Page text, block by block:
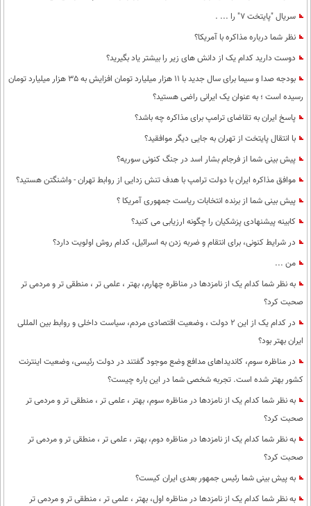
سیاست خارجی
سریال "پایتخت 7" را ... .
نظر شما درباره مذاکره با آمریکا؟
دوست دارید کدام یک از دانش های زیر را بیشتر یاد بگیرید؟
بودجه صدا و سیما برای سال جدید با 11 هزار میلیارد تومان افزایش به 35 هزار میلیارد تومان
رسیده است ؛ به عنوان یک ایرانی راضی هستید؟
پاسخ ایران به تقاضای ترامپ برای مذاکره چه باشد؟
با انتقال پایتخت از تهران به جایی دیگر موافقید؟
پیش بینی شما از فرجام بشار اسد در جنگ کنونی سوریه؟
موافق مذاکره ایران با دولت ترامپ با هدف تنش زدایی از روابط تهران - واشنگتن هستید؟
پیش بینی شما از برنده انتخابات ریاست جمهوری آمریکا ؟
کابینه پیشنهادی پزشکیان را چگونه ارزیابی می کنید؟
در شرایط کنونی، برای انتقام و ضربه زدن به اسرائیل، کدام روش اولویت دارد؟
من ...
به نظر شما کدام یک از نامزدها در مناظره چهارم، بهتر ، علمی تر ، منطقی تر و مردمی تر
صحبت کرد؟
در کدام یک از این 2 دولت ، وضعیت اقتصادی مردم، سیاست داخلی و روابط بین المللی
ایران بهتر بود؟
در مناظره سوم، کاندیداهای مدافع وضع موجود گفتند در دولت رئیسی، وضعیت اینترنت
کشور بهتر شده است. تجربه شخصی شما در این باره چیست؟
به نظر شما کدام یک از نامزدها در مناظره سوم، بهتر ، علمی تر ، منطقی تر و مردمی تر
صحبت کرد؟
به نظر شما کدام یک از نامزدها در مناظره دوم، بهتر ، علمی تر ، منطقی تر و مردمی تر
صحبت کرد؟
به پیش بینی شما رئیس جمهور بعدی ایران کیست؟
به نظر شما کدام یک از نامزدها در مناظره اول، بهتر ، علمی تر ، منطقی تر و مردمی تر